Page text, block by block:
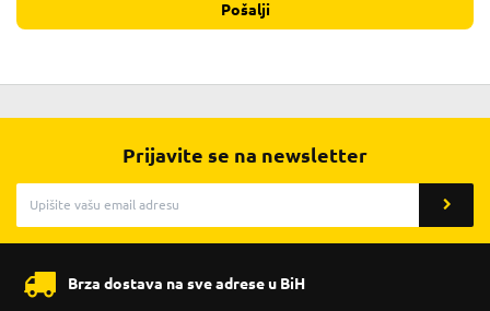
Pošalji
Prijavite se na newsletter
Brza dostava na sve adrese u BiH